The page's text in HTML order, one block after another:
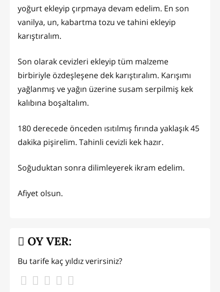
yoğurt ekleyip çırpmaya devam edelim. En son
vanilya, un, kabartma tozu ve tahini ekleyip
karıştıralım.
Son olarak cevizleri ekleyip tüm malzeme
birbiriyle özdeşleşene dek karıştıralım. Karışımı
yağlanmış ve yağın üzerine susam serpilmiş kek
kalıbına boşaltalım.
180 derecede önceden ısıtılmış fırında yaklaşık 45
dakika pişirelim. Tahinli cevizli kek hazır.
Soğuduktan sonra dilimleyerek ikram edelim.
Afiyet olsun.
OY VER:
Bu tarife kaç yıldız verirsiniz?